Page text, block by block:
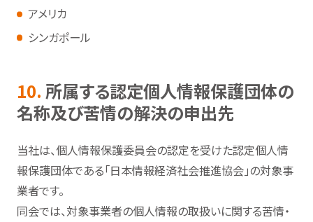
アメリカ
シンガポール
10. 所属する認定個人情報保護団体の
名称及び苦情の解決の申出先
当社は、個人情報保護委員会の認定を受けた認定個人情
報保護団体である「日本情報経済社会推進協会」の対象事
業者です。
同会では、対象事業者の個人情報の取扱いに関する苦情・